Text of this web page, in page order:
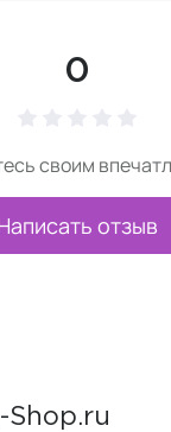
0
своим
отзыв